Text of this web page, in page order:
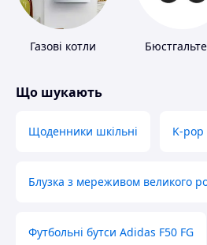
Газові котли
Що шукають
Щоденники шкільні K-pop
Блузка з мереживом великого
Футбольні бутси Adidas F50 FG